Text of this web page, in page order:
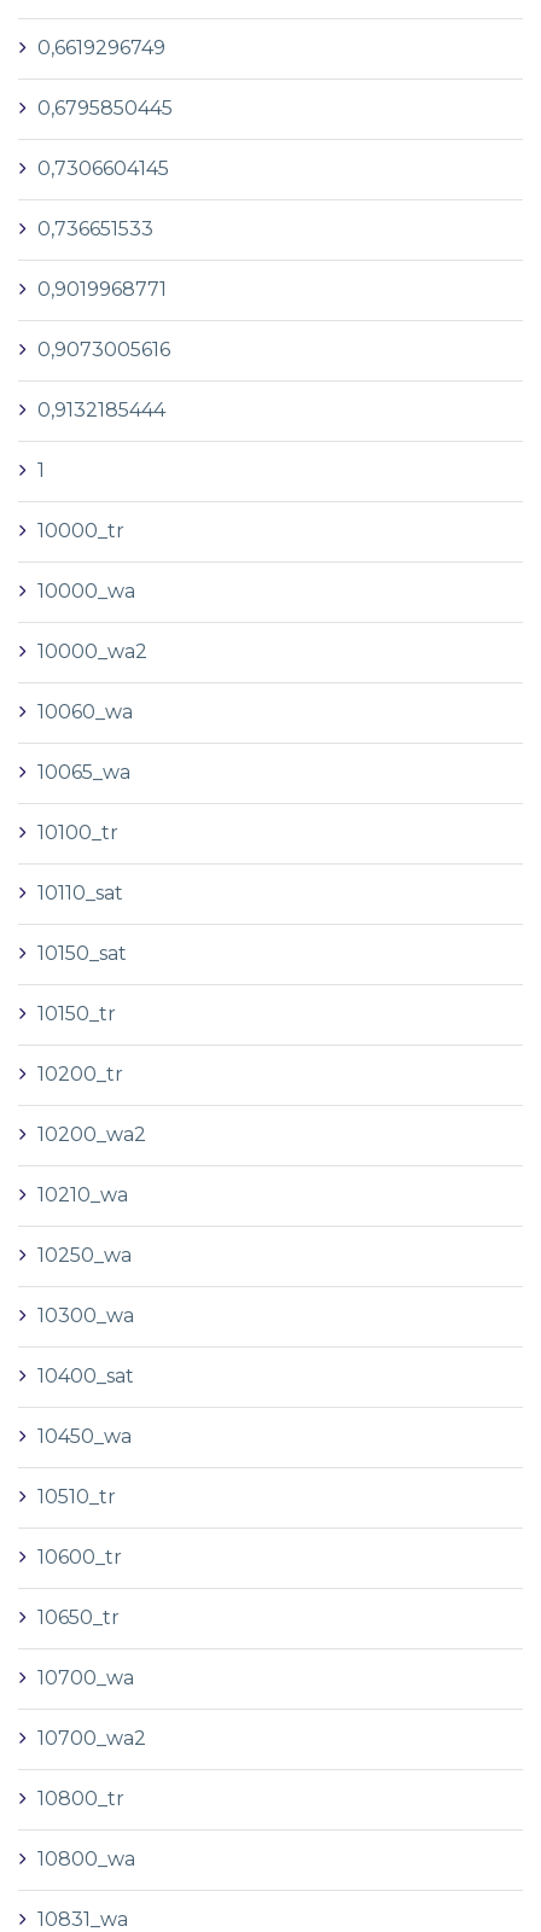
0,6619296749
0,6795850445
0,7306604145
0,736651533
0,9019968771
0,9073005616
0,9132185444
1
10000_tr
10000_wa
10000_wa2
10060_wa
10065_wa
10100_tr
10110_sat
10150_sat
10150_tr
10200_tr
10200_wa2
10210_wa
10250_wa
10300_wa
10400_sat
10450_wa
10510_tr
10600_tr
10650_tr
10700_wa
10700_wa2
10800_tr
10800_wa
10831_wa